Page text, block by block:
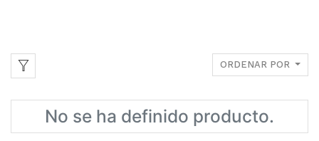
ORDENAR POR
No se ha definido producto.